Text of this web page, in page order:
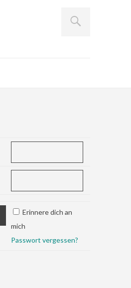
Erinnere dich an
mich
Passwort vergessen?